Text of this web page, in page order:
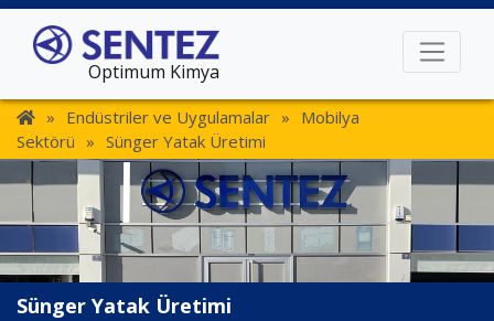
Optimum Kimya
» Endüstriler ve Uygulamalar » Mobilya
Sektörü » Sünger Yatak Üretimi
Sünger Yatak Üretimi